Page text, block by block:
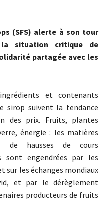
(SFS) alerte à son tour
situation critique de
partagée avec les
et contenants
sirop suivent la tendance
des prix. Fruits, plantes
énergie : les matières
de hausses de cours
sont engendrées par les
sur les échanges mondiaux
et par le dérèglement
producteurs de fruits